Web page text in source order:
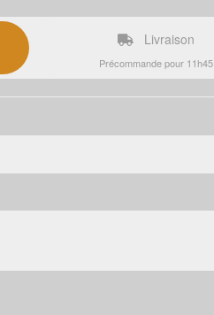
Livraison
Précommande pour 11h45